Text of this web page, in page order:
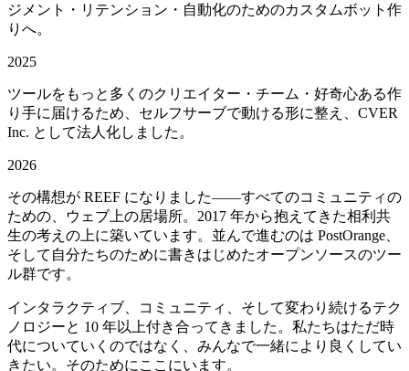
ジメント・リテンション・自動化のためのカスタムボット作
りへ。
2025
ツールをもっと多くのクリエイター・チーム・好奇心ある作
り手に届けるため、セルフサーブで動ける形に整え、CVER
Inc. として法人化しました。
2026
その構想が REEF になりました——すべてのコミュニティの
ための、ウェブ上の居場所。2017 年から抱えてきた相利共
生の考えの上に築いています。並んで進むのは PostOrange、
そして自分たちのために書きはじめたオープンソースのツー
ル群です。
インタラクティブ、コミュニティ、そして変わり続けるテク
ノロジーと 10 年以上付き合ってきました。私たちはただ時
代についていくのではなく、みんなで一緒により良くしてい
きたい。そのためにここにいます。